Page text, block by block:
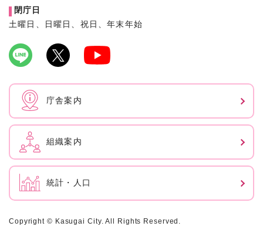
閉庁日
土曜日、日曜日、祝日、年末年始
庁舎案内
組織案内
統計・人口
Copyright © Kasugai City. All Rights Reserved.